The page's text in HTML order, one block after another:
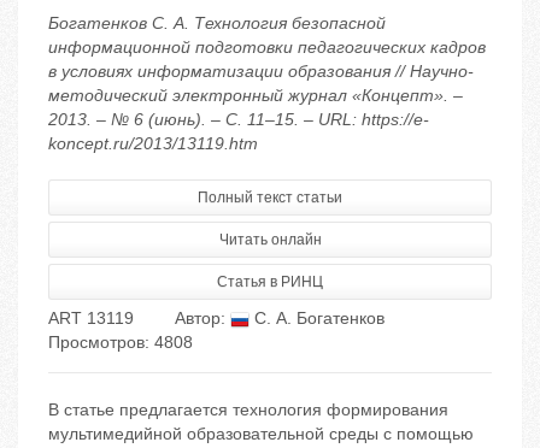
Богатенков С. А. Технология безопасной
информационной подготовки педагогических кадров
в условиях информатизации образования // Научно-
методический электронный журнал «Концепт». –
2013. – № 6 (июнь). – С. 11–15. – URL: https://e-
koncept.ru/2013/13119.htm
Полный текст статьи
Читать онлайн
Статья в РИНЦ
ART 13119 Автор:
С. А. Богатенков
Просмотров: 4808
В статье предлагается технология формирования
мультимедийной образовательной среды с помощью